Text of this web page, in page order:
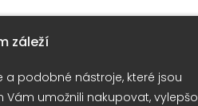
záleží
a podobné nástroje, které jsou
umožnili nakupovat,